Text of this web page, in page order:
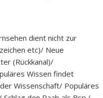
dient nicht zur
etc)/ Neue
(Rückkanal)/
Wissen findet
Wissenschaft/ Populäres